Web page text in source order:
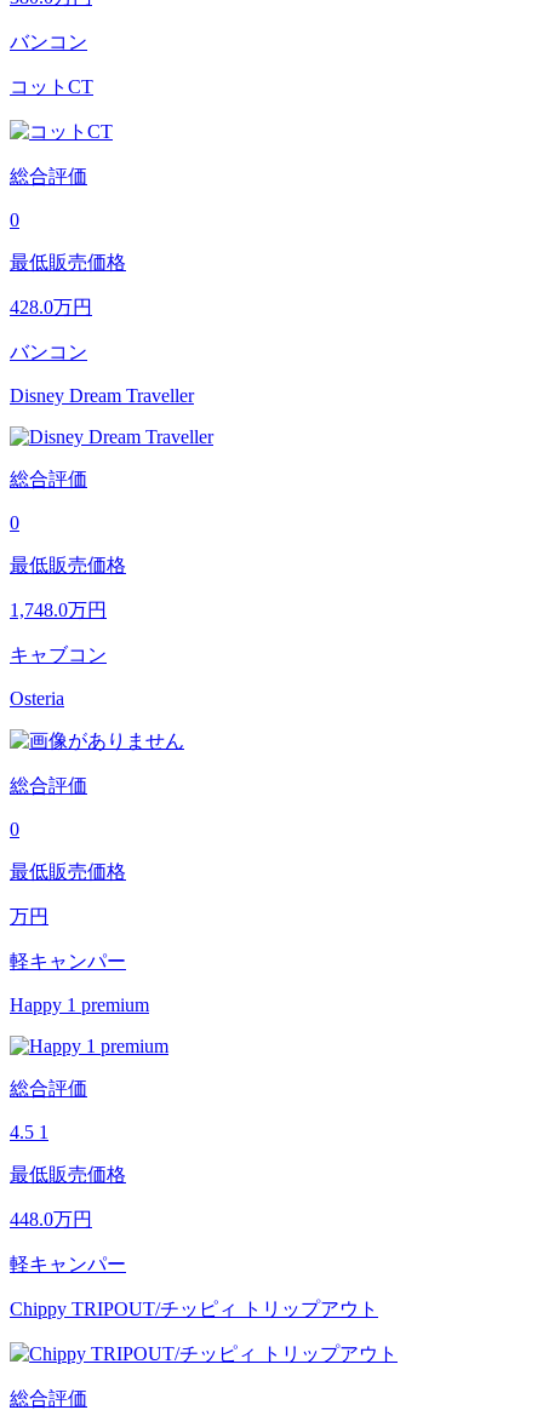
バンコン
コットCT
総合評価
0
最低販売価格
428.0万円
バンコン
Disney Dream Traveller
総合評価
0
最低販売価格
1,748.0万円
キャブコン
Osteria
総合評価
0
最低販売価格
万円
軽キャンパー
Happy 1 premium
総合評価
4.5 1
最低販売価格
448.0万円
軽キャンパー
Chippy TRIPOUT/チッピィ トリップアウト
総合評価